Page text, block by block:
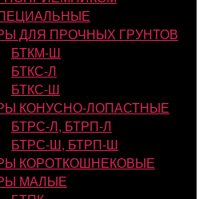
ДЛЯ ПРОЧНЫХ ГРУНТОВ
БТКМ-Ш
БТКС-Л
БТКС-Ш
КОНУСНО-ЛОПАСТНЫЕ
БТРС-Л, БТРП-Л
БТРС-Ш, БТРП-Ш
КОРОТКОШНЕКОВЫЕ
МАЛЫЕ